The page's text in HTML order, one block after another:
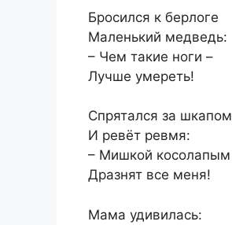
Бросился к берлоге
Маленький медведь:
– Чем такие ноги –
Лучше умереть!
Спрятался за шкапом
И ревёт ревмя:
– Мишкой косолапым
Дразнят все меня!
Мама удивилась: